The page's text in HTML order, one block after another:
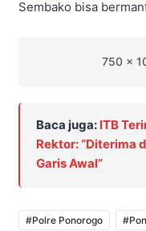
Sembako bisa
750 x
Baca juga: ITB
Rektor: “Diterima
Garis Awal”
#Polre Ponorogo